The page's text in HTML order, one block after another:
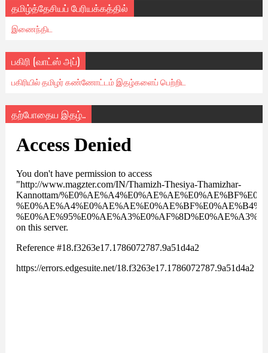
தமிழ்த்தேசியப் பேரியக்கத்தில்
இணைந்திட
பகிரி (வாட்ஸ் அப்)
பகிரியில் தமிழர் கண்ணோட்டம் இதழ்களைப் பெற்றிட
தற்போதைய இதழ்..